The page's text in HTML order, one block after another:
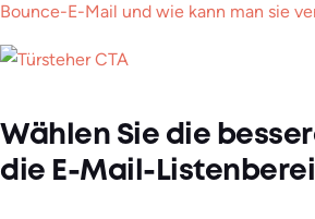
Bounce-E-Mail und wie kann man sie
Wählen Sie die
die E-Mail-